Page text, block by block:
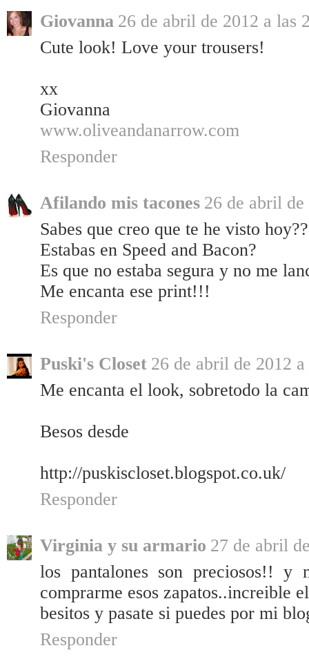
Giovanna 26 de abril de 2012 a las
Cute look! Love your trousers!
xx
Giovanna
www.oliveandanarrow.com
Responder
Afilando mis tacones 26 de abril
Sabes que creo que te he visto
Estabas en Speed and Bacon?
Es que no estaba segura y no me
Me encanta ese print!!!
Responder
Puski's Closet 26 de abril de 2012
Me encanta el look, sobretodo la
Besos desde
http://puskiscloset.blogspot.co.uk/
Responder
Virginia y su armario 27 de abril
los pantalones son preciosos!! y
comprarme esos zapatos..increible
besitos y pasate si puedes por mi
Responder